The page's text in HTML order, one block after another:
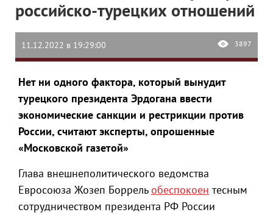
российско-турецких отношений
11.12.2022 в 19:29:00 3897
Нет ни одного фактора, который вынудит
турецкого президента Эрдогана ввести
экономические санкции и рестрикции против
России, считают эксперты, опрошенные
«Московской газетой»
Глава внешнеполитического ведомства
Евросоюза Жозеп Боррель обеспокоен тесным
сотрудничеством президента РФ России